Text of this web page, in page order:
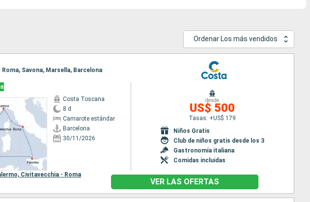
Ordenar Los más vendidos
Savona, Marsella, Barcelona
Costa Toscana
8 d
Camarote estándar
Barcelona
30/11/2026
desde
US$ 500
Tasas: +US$ 179
Niños Gratis
Club de niños gratis desde los 3
Gastronomía italiana
Comidas incluidas
Civitavecchia - Roma
VER LAS OFERTAS